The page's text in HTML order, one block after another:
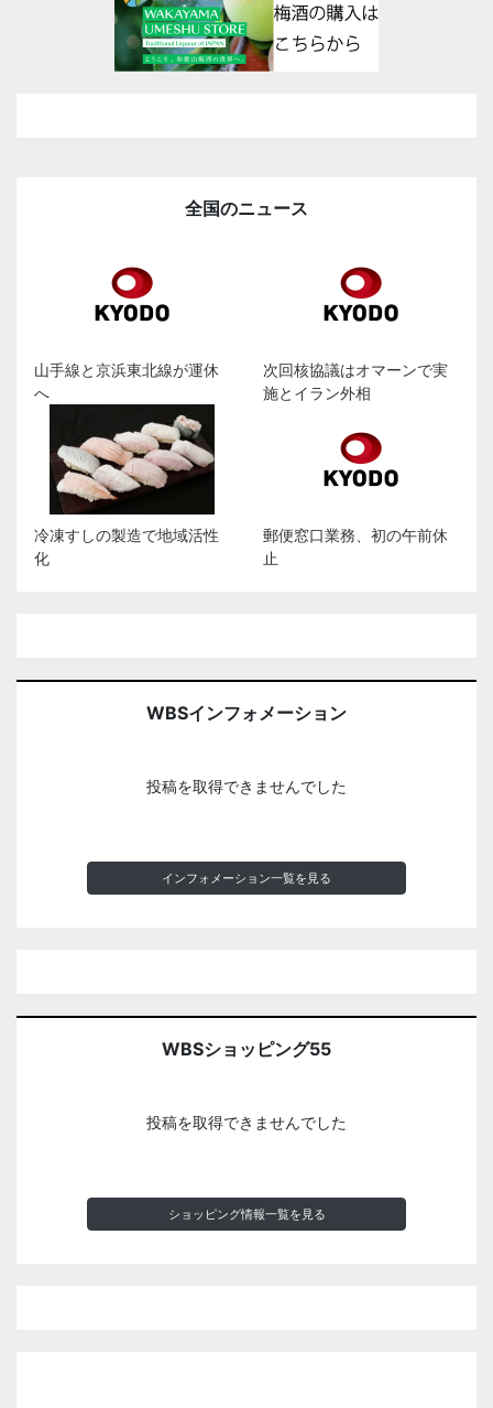
全国のニュース
山手線と京浜東北線が運休
へ
次回核協議はオマーンで実
施とイラン外相
冷凍すしの製造で地域活性
化
郵便窓口業務、初の午前休
止
WBSインフォメーション
投稿を取得できませんでした
インフォメーション一覧を見る
WBSショッピング55
投稿を取得できませんでした
ショッピング情報一覧を見る